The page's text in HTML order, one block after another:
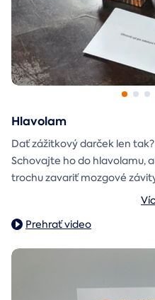
Hlavolam
Dať zážitkový darček len
Schovajte ho do hlavolamu,
trochu zavariť mozgové
objaví poukaz na zážitok i s
Vonkajšie rozmery: 15,5 × 8,5 ×
Prehrať video